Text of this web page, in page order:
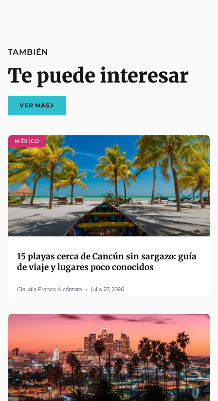
MÉXICO
15 playas cerca de Cancún sin sargazo: guía
de viaje y lugares poco conocidos
Claudia Franco Alcántara julio 27, 2026
TAMBIÉN
Te puede interesar
VER MÁS